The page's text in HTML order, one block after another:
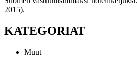
2015).
KATEGORIAT
Muut